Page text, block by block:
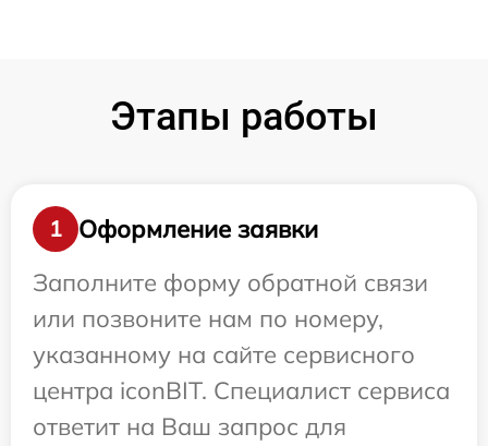
Этапы работы
1
Оформление заявки
Заполните форму обратной связи
или позвоните нам по номеру,
указанному на сайте сервисного
центра iconBIT. Специалист сервиса
ответит на Ваш запрос для